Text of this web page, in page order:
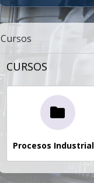
Cursos
CURSOS